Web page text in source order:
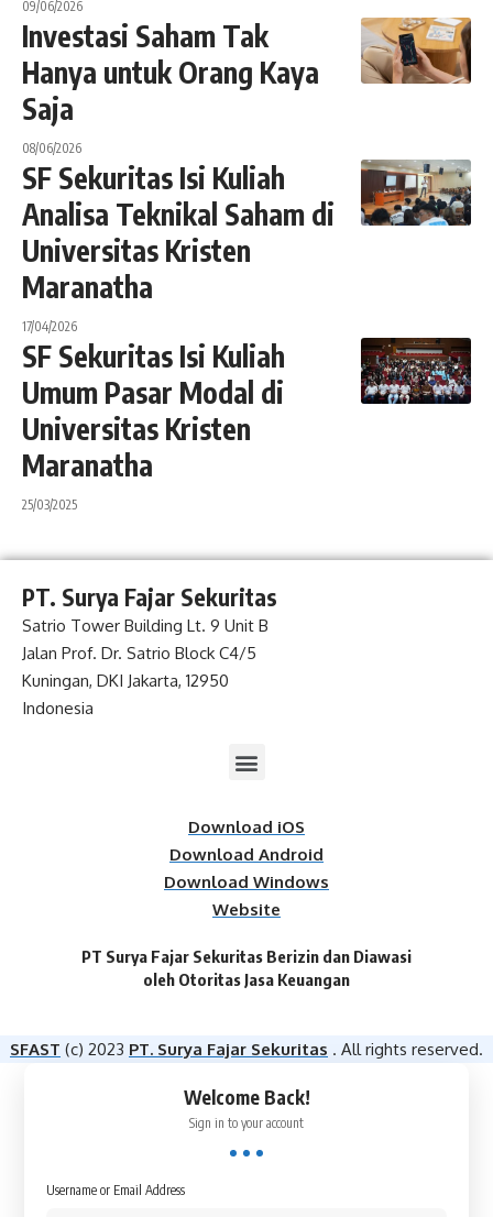
09/06/2026
Investasi Saham Tak
Hanya untuk Orang Kaya
Saja
08/06/2026
SF Sekuritas Isi Kuliah
Analisa Teknikal Saham di
Universitas Kristen
Maranatha
17/04/2026
SF Sekuritas Isi Kuliah
Umum Pasar Modal di
Universitas Kristen
Maranatha
25/03/2025
PT. Surya Fajar Sekuritas
Satrio Tower Building Lt. 9 Unit B
Jalan Prof. Dr. Satrio Block C4/5
Kuningan, DKI Jakarta, 12950
Indonesia
Download iOS
Download Android
Download Windows
Website
PT Surya Fajar Sekuritas Berizin dan Diawasi
oleh Otoritas Jasa Keuangan​
SFAST (c) 2023 PT. Surya Fajar Sekuritas . All rights reserved.
Welcome Back!
Sign in to your account
Username or Email Address